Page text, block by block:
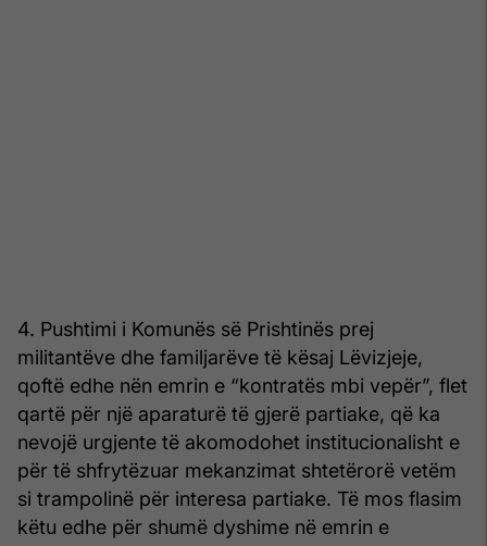
4. Pushtimi i Komunës së Prishtinës prej
militantëve dhe familjarëve të kësaj Lëvizjeje,
qoftë edhe nën emrin e “kontratës mbi vepër”, flet
qartë për një aparaturë të gjerë partiake, që ka
nevojë urgjente të akomodohet institucionalisht e
për të shfrytëzuar mekanzimat shtetërorë vetëm
si trampolinë për interesa partiake. Të mos flasim
këtu edhe për shumë dyshime në emrin e